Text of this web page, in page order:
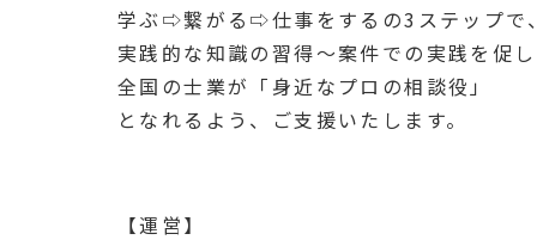
学ぶ⇨繋がる⇨仕事をするの3ステップで、
実践的な知識の習得〜案件での実践を促し
全国の士業が「身近なプロの相談役」
となれるよう、ご支援いたします。
【運営】